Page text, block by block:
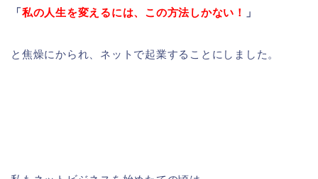
「私の人生を変えるには、この方法しかない！ 」
と焦燥にかられ、ネットで起業することにしました。